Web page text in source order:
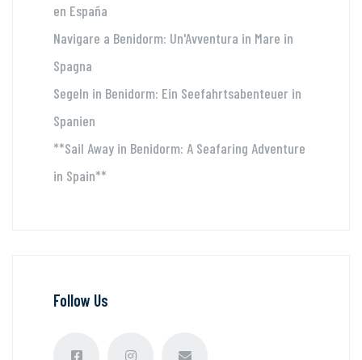
en España
Navigare a Benidorm: Un'Avventura in Mare in
Spagna
Segeln in Benidorm: Ein Seefahrtsabenteuer in
Spanien
**Sail Away in Benidorm: A Seafaring Adventure
in Spain**
Follow Us